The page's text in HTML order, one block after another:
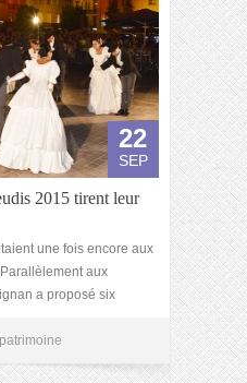
22
SEP
2015 tirent leur
une fois encore aux
aux
a proposé six